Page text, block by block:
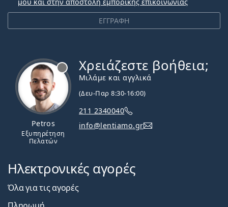
ΕΓΓΡΑΦΗ
μου και στην αποστολή εμπορικής επικοινωνίας
Petros
Εξυπηρέτηση
Πελατών
Χρειάζεστε βοήθεια;
Μιλάμε και αγγλικά
(Δευ-Παρ 8:30-16:00)
211 2340040
info@lentiamo.gr
Ηλεκτρονικές αγορές
Όλα για τις αγορές